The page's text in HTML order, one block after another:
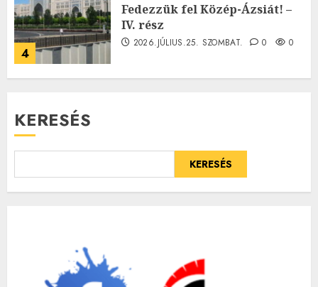
4
Fedezzük fel Közép-Ázsiát! –
IV. rész
2026.JÚLIUS.25. SZOMBAT. 0 0
KERESÉS
KERESÉS